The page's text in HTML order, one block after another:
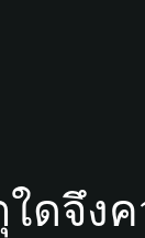
ใดจึง